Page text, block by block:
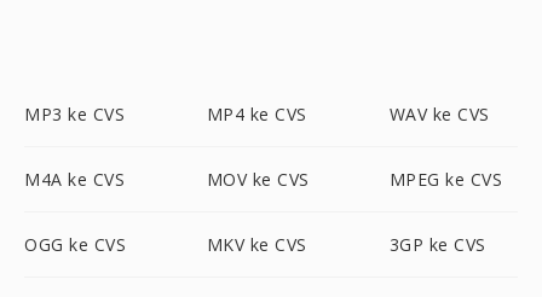
MP3 ke CVS MP4 ke CVS WAV ke CVS
M4A ke CVS MOV ke CVS MPEG ke CVS
OGG ke CVS MKV ke CVS 3GP ke CVS